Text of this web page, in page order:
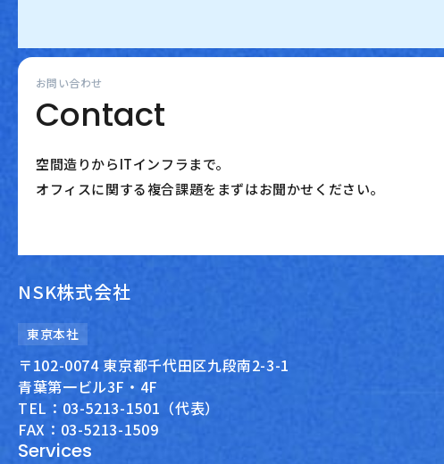
お問い合わせ
Contact
空間造りからITインフラまで。
オフィスに関する複合課題をまずはお聞かせください。
NSK株式会社
東京本社
〒102-0074 東京都千代田区九段南2-3-1
青葉第一ビル3F・4F
TEL：03-5213-1501（代表）
FAX：03-5213-1509
Services